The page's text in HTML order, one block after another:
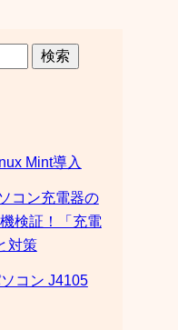
検索
Mint導入
コン充電器の
検証！「充電
対策
コン J4105